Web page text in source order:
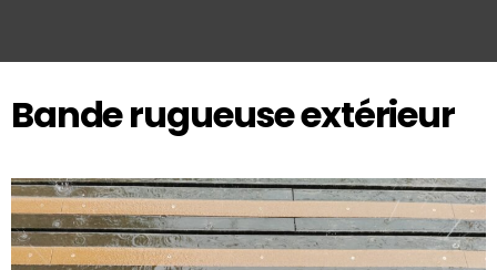
Bande rugueuse extérieur